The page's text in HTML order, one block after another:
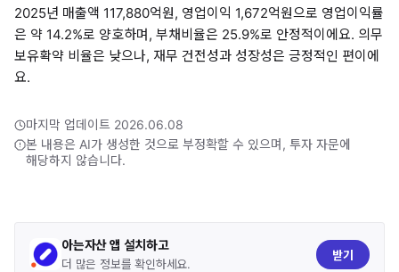
2025년 매출액 117,880억원, 영업이익 1,672억원으로 영업이익률
은 약 14.2%로 양호하며, 부채비율은 25.9%로 안정적이에요. 의무
보유확약 비율은 낮으나, 재무 건전성과 성장성은 긍정적인 편이에
요.
마지막 업데이트 2026.06.08
본 내용은 AI가 생성한 것으로 부정확할 수 있으며, 투자 자문에
해당하지 않습니다.
아는자산 앱 설치하고
더 많은 정보를 확인하세요.
받기